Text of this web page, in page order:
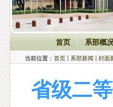
首页 系部概
当前位置： 首页 系部新闻 封面
省级二